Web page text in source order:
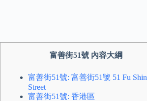
富善街51號 內容大綱
富善街51號: 富善街51號 51 Fu Shin
Street
富善街51號: 香港區